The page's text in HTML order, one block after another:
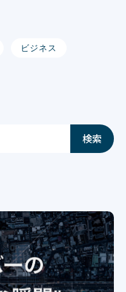
ビジネス
検索